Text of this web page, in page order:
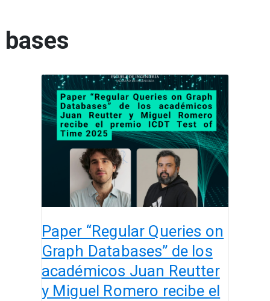
bases
Paper “Regular Queries on
Graph Databases” de los
académicos Juan Reutter
y Miguel Romero recibe el
Paper
“Regular
Queries
Graph
Databases”
académicos
Reutter
y
Miguel
Romero
recibe